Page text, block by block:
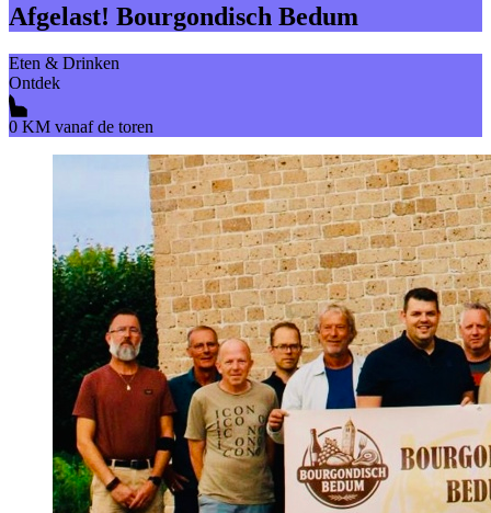
Afgelast! Bourgondisch Bedum
Eten & Drinken
Ontdek
0 KM vanaf de toren